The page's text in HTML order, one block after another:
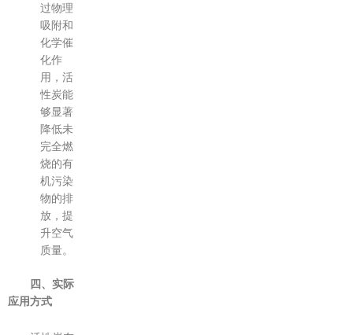
过物理
吸附和
化学催
化作
用，活
性炭能
够显著
降低未
完全燃
烧的有
机污染
物的排
放，提
升空气
质量。
四、实际
应用方式